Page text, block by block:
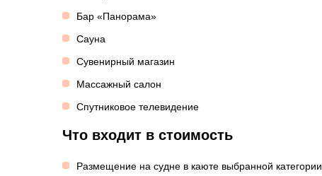
Бар «Панорама»
Сауна
Сувенирный магазин
Массажный салон
Спутниковое телевидение
Что входит в стоимость
Размещение на судне в каюте выбранной категории